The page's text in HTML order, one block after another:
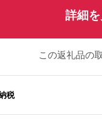
詳細
この返礼品の
税